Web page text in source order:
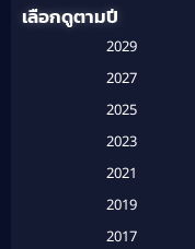
Based on a
Based on
เลือกดูตามปี
2029
2027
2025
2023
2021
2019
2017